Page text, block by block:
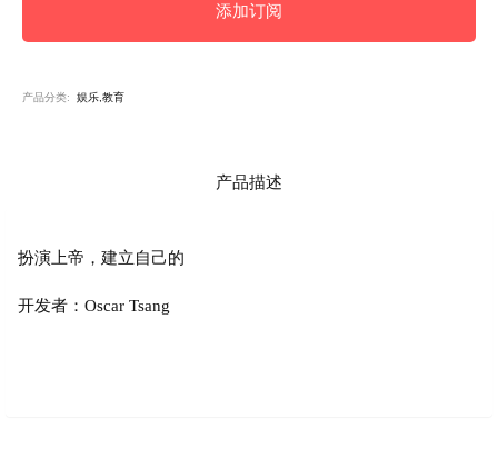
添加订阅
产品分类: 娱乐,教育
产品描述
扮演上帝，建立自己的
开发者：Oscar Tsang